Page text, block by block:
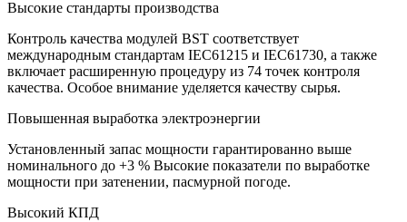
Высокие стандарты производства
Контроль качества модулей BST соответствует
международным стандартам IEC61215 и IEC61730, а также
включает расширенную процедуру из 74 точек контроля
качества. Особое внимание уделяется качеству сырья.
Повышенная выработка электроэнергии
Установленный запас мощности гарантированно выше
номинального до +3 % Высокие показатели по выработке
мощности при затенении, пасмурной погоде.
Высокий КПД